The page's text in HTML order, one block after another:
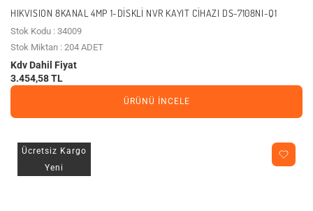
HIKVISION 8KANAL 4MP 1-DISKLI NVR KAYIT CIHAZI DS-7108NI-Q1
Stok Kodu : 34009
Stok Miktarı : 204 ADET
Kdv Dahil Fiyat
3.454,58 TL
ÜRÜNÜ İNCELE
Ücretsiz Kargo
Yeni